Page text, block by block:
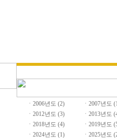
CEO 인사말
회사소개
기계설비
시설물유지관
ㆍ 2006년도 (2) ㆍ 2007년도
ㆍ 2012년도 (3) ㆍ 2013년도
ㆍ 2018년도 (4) ㆍ 2019년도
ㆍ 2024년도 (1) ㆍ 2025년도